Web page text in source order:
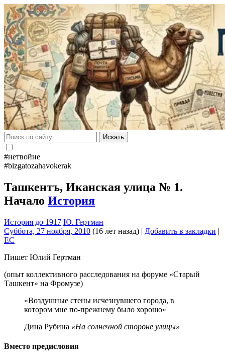
Искать
#нетвойне
#bizgatozahavokerak
Ташкентъ, Иканская улица № 1.
Начало История
История до 1917 Ю. Гертман
Суббота, 27 ноября, 2010 (16 лет назад) | Добавить в закладки |
EC
Пишет Юлий Гертман
(опыт коллективного расследования на форуме «Старый
Ташкент» на Фромузе)
«Воздушные стены исчезнувшего города, в
котором мне по-прежнему было хорошо»
Дина Рубина «На солнечной стороне улицы»
Вместо предисловия